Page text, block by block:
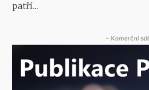
patří...
- Komerční